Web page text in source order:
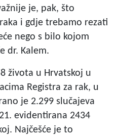
je, pak, što
i gdje trebamo rezati
nego s bilo kojom
dr. Kalem.
života u Hrvatskoj u
Registra za rak, u
je 2.299 slučajeva
evidentirana 2434
Najčešće je to